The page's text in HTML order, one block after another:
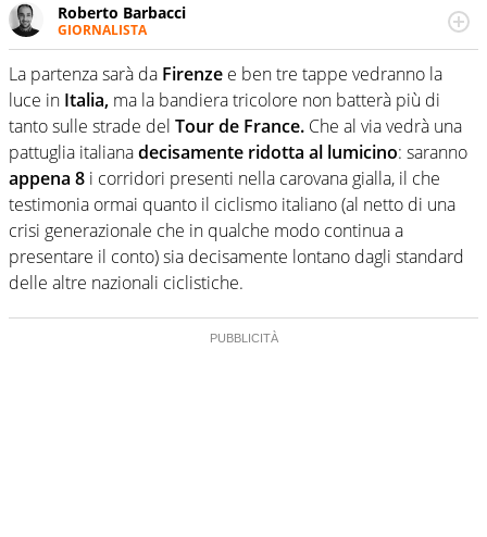
Roberto Barbacci
GIORNALISTA
Giornalista (pubblicista) sportivo a tutto campo, è il
tuttologo di Virgilio Sport. Provate a chiedergli di boxe, di
scherma, di volley o di curling: ve ne farà innamorare
La partenza sarà da Firenze e ben tre tappe vedranno la
luce in Italia, ma la bandiera tricolore non batterà più di
tanto sulle strade del Tour de France. Che al via vedrà una
pattuglia italianadecisamente ridotta al lumicino: saranno
appena 8 i corridori presenti nella carovana gialla, il che
testimonia ormai quanto il ciclismo italiano (al netto di una
crisi generazionale che in qualche modo continua a
presentare il conto) sia decisamente lontano dagli standard
delle altre nazionali ciclistiche.